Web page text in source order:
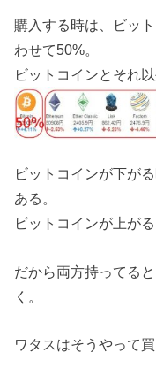
購入する時は、ビッ
わせて50%。
ビットコインとそれ
ビットコインが下が
ある。
ビットコインが上が
だから両方持ってる
く。
ワタスはそうやって買